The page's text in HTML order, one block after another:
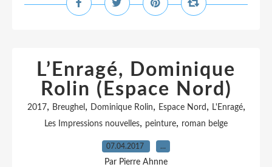
L’Enragé, Dominique
Rolin (Espace Nord)
2017, Breughel, Dominique Rolin, Espace Nord , L'Enragé,
Les Impressions nouvelles, peinture, roman belge
07.04.2017 …
Par Pierre Ahnne